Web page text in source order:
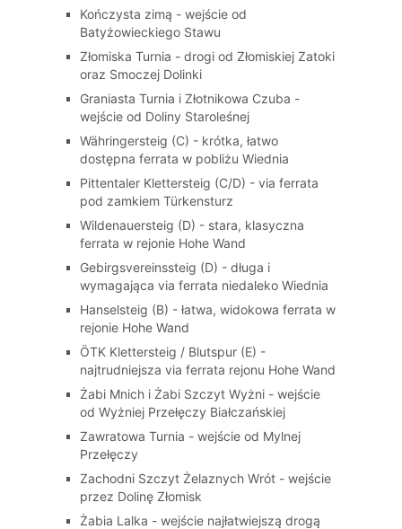
Kończysta zimą - wejście od
Batyżowieckiego Stawu
Złomiska Turnia - drogi od Złomiskiej Zatoki
oraz Smoczej Dolinki
Graniasta Turnia i Złotnikowa Czuba -
wejście od Doliny Staroleśnej
Währingersteig (C) - krótka, łatwo
dostępna ferrata w pobliżu Wiednia
Pittentaler Klettersteig (C/D) - via ferrata
pod zamkiem Türkensturz
Wildenauersteig (D) - stara, klasyczna
ferrata w rejonie Hohe Wand
Gebirgsvereinssteig (D) - długa i
wymagająca via ferrata niedaleko Wiednia
Hanselsteig (B) - łatwa, widokowa ferrata w
rejonie Hohe Wand
ÖTK Klettersteig / Blutspur (E) -
najtrudniejsza via ferrata rejonu Hohe Wand
Żabi Mnich i Żabi Szczyt Wyżni - wejście
od Wyżniej Przełęczy Białczańskiej
Zawratowa Turnia - wejście od Mylnej
Przełęczy
Zachodni Szczyt Żelaznych Wrót - wejście
przez Dolinę Złomisk
Żabia Lalka - wejście najłatwiejszą drogą